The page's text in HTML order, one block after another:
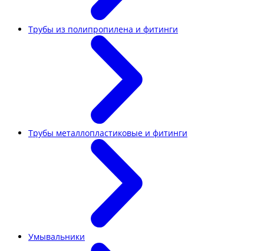
Трубы из полипропилена и фитинги
Трубы металлопластиковые и фитинги
Умывальники